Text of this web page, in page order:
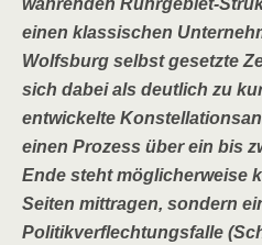
währenden Ruhrgebiet-
einen klassischen
Wolfsburg selbst gesetzte
sich dabei als deutlich zu
entwickelte
einen Prozess über ein bis
Ende steht möglicherweise
Seiten mittragen, sondern
Politikverflechtungsfalle